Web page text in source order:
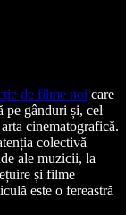
de filme noi care
pe gânduri și, cel
cinematografică.
colectivă
ale muzicii, la
și filme
este o fereastră